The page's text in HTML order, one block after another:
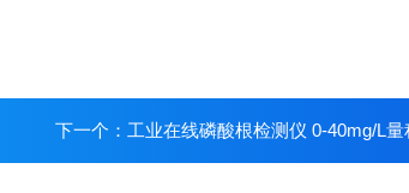
下一个： 工业在线磷酸根检测仪 0-40mg/L量